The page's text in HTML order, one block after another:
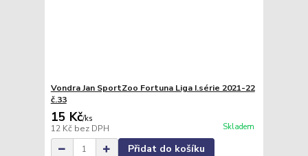
Vondra Jan SportZoo Fortuna Liga I.série 2021-22
č.33
15 Kč/ks
12 Kč bez DPH Skladem
Přidat do košíku